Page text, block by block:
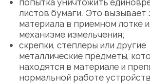
листов бумаги. Это вызывает
материала в приемном лотке
механизме измельчения;
скрепки, степлеры или другие
металлические предметы,
находятся в материале и
нормальной работе